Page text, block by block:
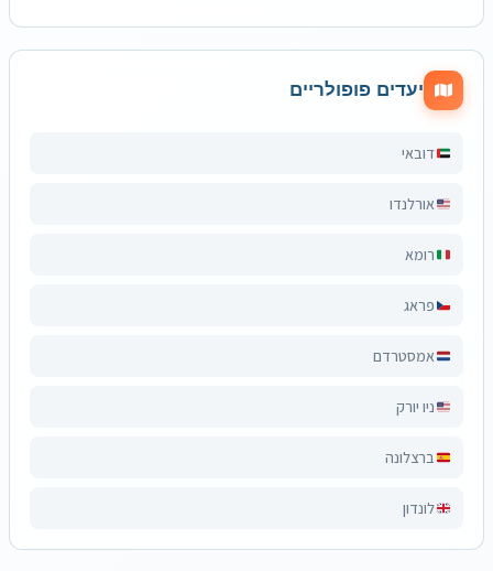
יעדים פופולריים
דובאי
אורלנדו
רומא
פראג
אמסטרדם
ניו יורק
ברצלונה
לונדון